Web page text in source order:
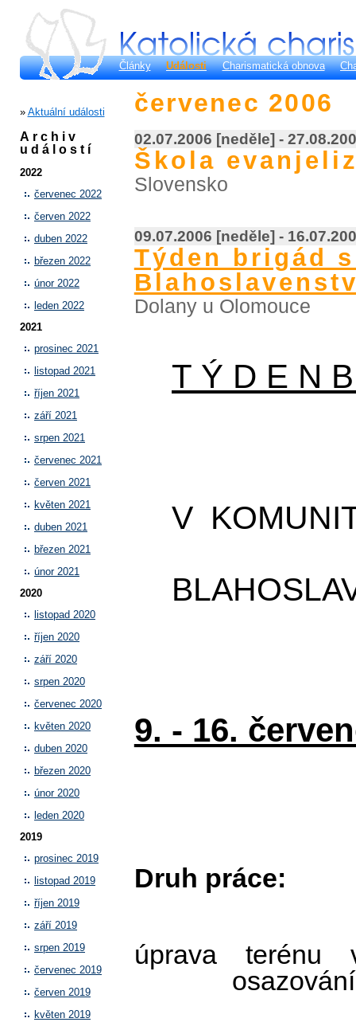
Články Události Charismatická obnova
» Aktuální události
Archiv
událostí
2022
červenec 2022
červen 2022
duben 2022
březen 2022
únor 2022
leden 2022
2021
prosinec 2021
listopad 2021
říjen 2021
září 2021
srpen 2021
červenec 2021
červen 2021
květen 2021
duben 2021
březen 2021
únor 2021
2020
listopad 2020
říjen 2020
září 2020
srpen 2020
červenec 2020
květen 2020
duben 2020
březen 2020
únor 2020
leden 2020
2019
prosinec 2019
listopad 2019
říjen 2019
září 2019
srpen 2019
červenec 2019
červen 2019
květen 2019
červenec 2006
02.07.2006 [neděle] -
Škola
Slovensko
09.07.2006 [neděle] -
Týden brigád
Dolany u Olomouce
T Ý D E N
V
9. - 16.
Druh práce:
úprava terénu